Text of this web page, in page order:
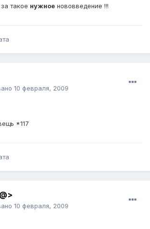
такое нужное нововведение !!!
10 февраля, 2009
*117
10 февраля, 2009